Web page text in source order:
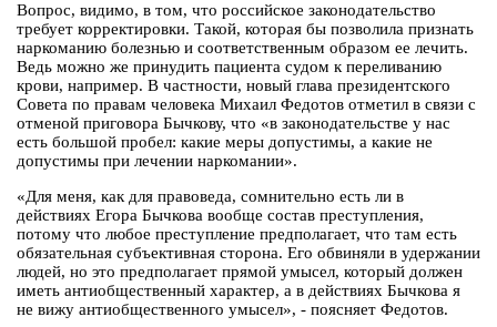
Вопрос, видимо, в том, что российское законодательство
требует корректировки. Такой, которая бы позволила признать
наркоманию болезнью и соответственным образом ее лечить.
Ведь можно же принудить пациента судом к переливанию
крови, например. В частности, новый глава президентского
Совета по правам человека Михаил Федотов отметил в связи с
отменой приговора Бычкову, что «в законодательстве у нас
есть большой пробел: какие меры допустимы, а какие не
допустимы при лечении наркомании».
«Для меня, как для правоведа, сомнительно есть ли в
действиях Егора Бычкова вообще состав преступления,
потому что любое преступление предполагает, что там есть
обязательная субъективная сторона. Его обвиняли в удержании
людей, но это предполагает прямой умысел, который должен
иметь антиобщественный характер, а в действиях Бычкова я
не вижу антиобщественного умысел», - поясняет Федотов.